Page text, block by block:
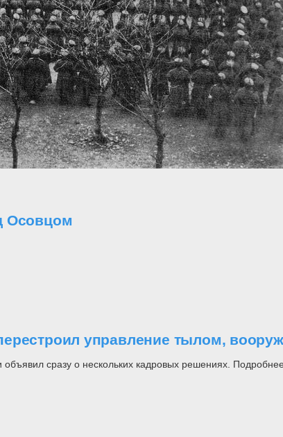
Осовцом
управление тылом,
сразу о нескольких кадровых решениях.